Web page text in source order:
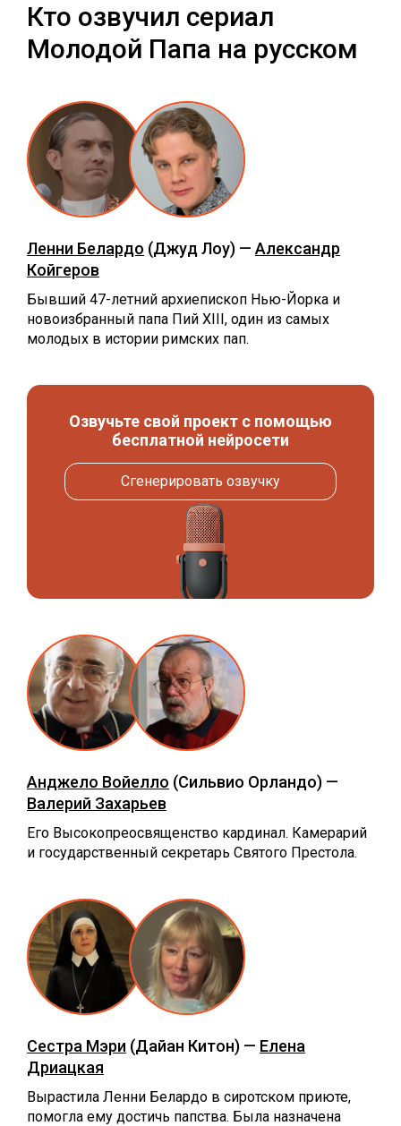
Кто озвучил сериал
Молодой Папа на русском
Ленни Белардо (Джуд Лоу) — Александр
Койгеров
Бывший 47-летний архиепископ Нью-Йорка и
новоизбранный папа Пий XIII, один из самых
молодых в истории римских пап.
Озвучьте свой проект с помощью
бесплатной нейросети
Сгенерировать озвучку
Анджело Войелло (Сильвио Орландо) —
Валерий Захарьев
Его Высокопреосвященство кардинал. Камерарий
и государственный секретарь Святого Престола.
Сестра Мэри (Дайан Китон) — Елена
Дриацкая
Вырастила Ленни Белардо в сиротском приюте,
помогла ему достичь папства. Была назначена